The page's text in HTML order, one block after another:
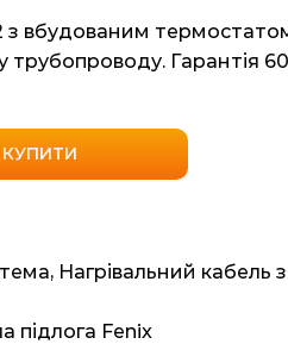
з вбудованим
трубопроводу. Гарантія 60
КУПИТИ
, Нагрівальний кабель
підлога Fenix